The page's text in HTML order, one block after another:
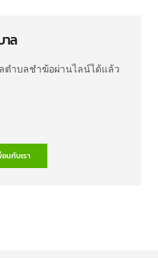
าล
ตำบลชำฆ้อผ่านไลน์ได้แล้ว
อนกับเรา